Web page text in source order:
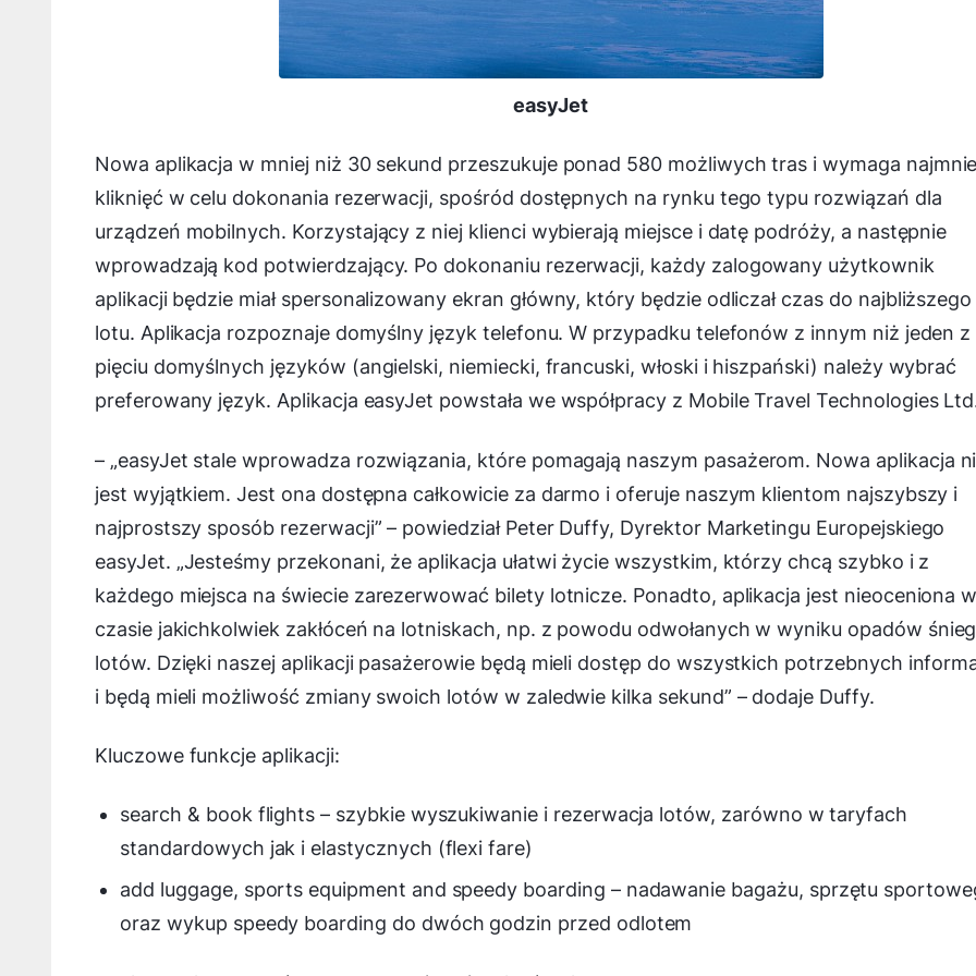
easyJet
Nowa aplikacja w mniej niż 30 sekund przeszukuje ponad 580 możliwych tras i wymaga
kliknięć w celu dokonania rezerwacji, spośród dostępnych na rynku tego typu rozwiązań dla
urządzeń mobilnych. Korzystający z niej klienci wybierają miejsce i datę podróży, a następnie
wprowadzają kod potwierdzający. Po dokonaniu rezerwacji, każdy zalogowany użytkownik
aplikacji będzie miał spersonalizowany ekran główny, który będzie odliczał czas do najbliższego
lotu. Aplikacja rozpoznaje domyślny język telefonu. W przypadku telefonów z innym niż jeden z
pięciu domyślnych języków (angielski, niemiecki, francuski, włoski i hiszpański) należy wybrać
preferowany język. Aplikacja easyJet powstała we współpracy z Mobile Travel Technologies
– „easyJet stale wprowadza rozwiązania, które pomagają naszym pasażerom. Nowa aplikacja
jest wyjątkiem. Jest ona dostępna całkowicie za darmo i oferuje naszym klientom najszybszy i
najprostszy sposób rezerwacji” – powiedział Peter Duffy, Dyrektor Marketingu Europejskiego
easyJet. „Jesteśmy przekonani, że aplikacja ułatwi życie wszystkim, którzy chcą szybko i z
każdego miejsca na świecie zarezerwować bilety lotnicze. Ponadto, aplikacja jest nieoceniona w
czasie jakichkolwiek zakłóceń na lotniskach, np. z powodu odwołanych w wyniku opadów
lotów. Dzięki naszej aplikacji pasażerowie będą mieli dostęp do wszystkich potrzebnych
i będą mieli możliwość zmiany swoich lotów w zaledwie kilka sekund” – dodaje Duffy.
Kluczowe funkcje aplikacji:
search & book flights – szybkie wyszukiwanie i rezerwacja lotów, zarówno w taryfach
standardowych jak i elastycznych (flexi fare)
add luggage, sports equipment and speedy boarding – nadawanie bagażu, sprzętu
oraz wykup speedy boarding do dwóch godzin przed odlotem